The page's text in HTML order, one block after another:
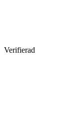
Verifierad